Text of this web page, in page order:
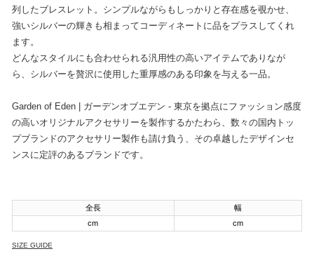
列したブレスレット。シンプルながらもしっかりと存在感を覗かせ、
強いシルバーの輝きも相まってコーディネートに品をプラスしてくれ
ます。
どんなスタイルにも合わせられる汎用性の高いアイテムでありなが
ら、シルバーを贅沢に使用した重厚感のある印象を与える一品。
Garden of Eden | ガーデンオブエデン - 東京を拠点にファッション感度
の高いオリジナルアクセサリーを製作するかたわら、数々の国内トッ
プブランドのアクセサリー製作も請け負う、その卓越したデザインセ
ンスに定評のあるブランドです。
全長
幅
cm
cm
SIZE GUIDE